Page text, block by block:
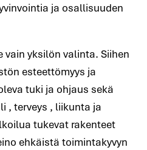
ja osallisuuden
yksilön valinta. Siihen
esteettömyys ja
tuki ja ohjaus sekä
, terveys , liikunta ja
tukevat rakenteet
ehkäistä toimintakyvyn